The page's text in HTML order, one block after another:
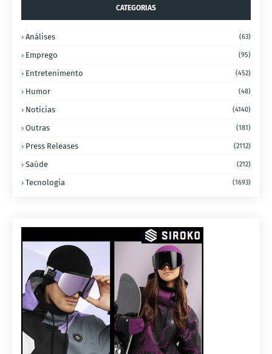
CATEGORIAS
Análises (63)
Emprego (95)
Entretenimento (452)
Humor (48)
Notícias (4140)
Outras (181)
Press Releases (2112)
Saúde (212)
Tecnologia (1693)